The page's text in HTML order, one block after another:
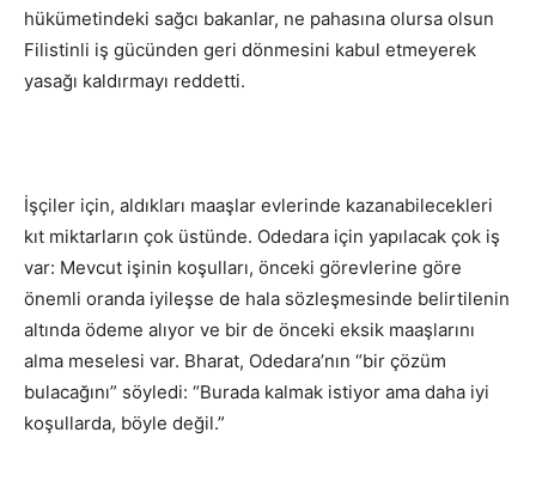
hükümetindeki sağcı bakanlar, ne pahasına olursa olsun
Filistinli iş gücünden geri dönmesini kabul etmeyerek
yasağı kaldırmayı reddetti.
İşçiler için, aldıkları maaşlar evlerinde kazanabilecekleri
kıt miktarların çok üstünde. Odedara için yapılacak çok iş
var: Mevcut işinin koşulları, önceki görevlerine göre
önemli oranda iyileşse de hala sözleşmesinde belirtilenin
altında ödeme alıyor ve bir de önceki eksik maaşlarını
alma meselesi var. Bharat, Odedara’nın “bir çözüm
bulacağını” söyledi: “Burada kalmak istiyor ama daha iyi
koşullarda, böyle değil.”